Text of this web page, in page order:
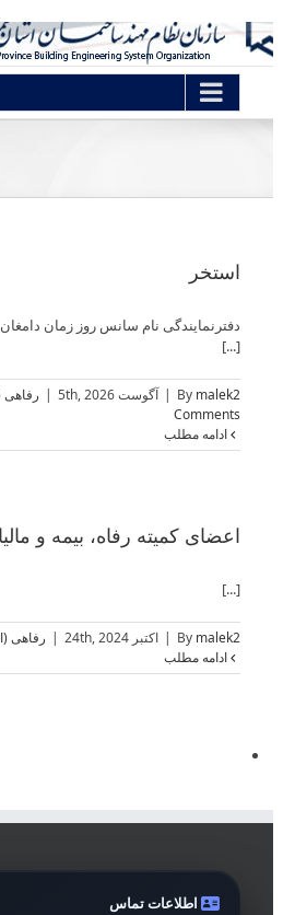
استخر
دفترنمایندگی نام سانس روز زمان دامغان
[...]
By malek2
| آگوست 5th, 2026 | رفاهی
Comments
ادامه مطلب
اعضای کمیته رفاه، بیمه و
[...]
By malek2
| اکتبر 24th, 2024 | رفاهی
ادامه مطلب
اطلاعات تماس